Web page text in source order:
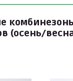
(осень/